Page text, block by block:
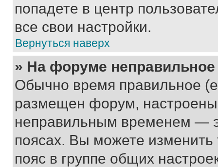
попадете в центр
все свои настройки.
Вернуться наверх
» На форуме
Обычно время правильное
размещен форум, настроены
неправильным временем —
поясах. Вы можете изменить
пояс в группе общих